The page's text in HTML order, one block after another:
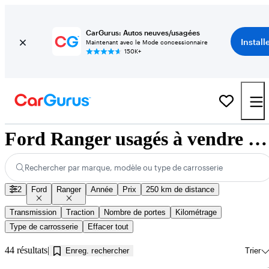
CarGurus: Autos neuves/usagées
Maintenant avec le Mode concessionnaire
150K+
Ford Ranger usagés à vendre près de Jonquière, QC
Rechercher par marque, modèle ou type de carrosserie
2 Ford Ranger Année Prix 250 km de distance
Transmission Traction Nombre de portes
Kilométrage
Type de carrosserie
Effacer tout
44 résultats Enreg. rechercher Trier